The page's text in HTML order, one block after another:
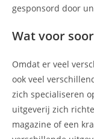
gesponsord door
Wat voor
Omdat er veel
ook veel
zich specialiseren
uitgeverij zich
magazine of een